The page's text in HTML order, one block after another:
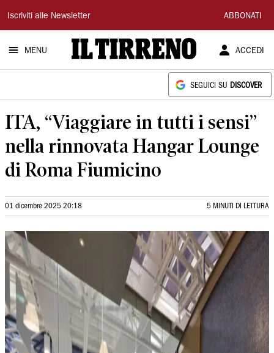
Il
Tirreno
Iscriviti alle Newsletter ABBONATI
MENU ACCEDI
SEGUICI SU DISCOVER
ITA, “Viaggiare in tutti i sensi”
nella rinnovata Hangar Lounge
di Roma Fiumicino
01 dicembre 2025 20:18 5 MINUTI DI LETTURA